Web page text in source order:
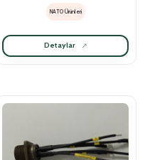
NATO Ürünleri
Detaylar